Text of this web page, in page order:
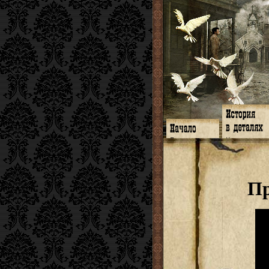
Главная
Программа
Форум
Facebook
Гостевая
Книги
Галереи
Музыка
Видео
Субтитры
Заметки
Мысли